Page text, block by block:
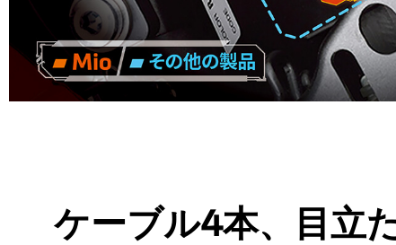
ケーブル4本、目立